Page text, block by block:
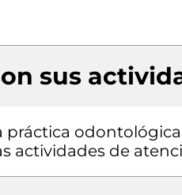
sus
práctica
actividades de